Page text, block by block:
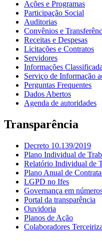
Ações e Programas
Participação Social
Auditorias
Convênios e
Receitas e Despesas
Licitações e Contratos
Servidores
Informações
Serviço de Informação
Perguntas Frequentes
Dados Abertos
Agenda de autoridades
Transparência
Decreto 10.139/2019
Plano Individual de
Relatório Individual de
Plano Anual de
LGPD no Ifes
Governança em
Portal da transparência
Ouvidoria
Planos de Ação
Colaboradores